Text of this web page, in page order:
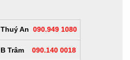
Thuý An 090.949 1080
B Trâm 090.140 0018